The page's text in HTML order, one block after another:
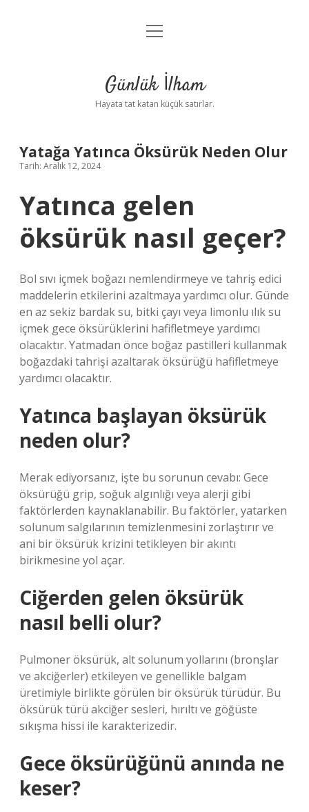
Anasayfa
Yasal Uyarı
menüyü
Günlük İlham
Hayata tat katan küçük satırlar.
Yatağa Yatınca Öksürük Neden Olur
Tarih: Aralık 12, 2024
Yatınca gelen
öksürük nasıl geçer?
Bol sıvı içmek boğazı nemlendirmeye ve tahriş edici
maddelerin etkilerini azaltmaya yardımcı olur. Günde
en az sekiz bardak su, bitki çayı veya limonlu ılık su
içmek gece öksürüklerini hafifletmeye yardımcı
olacaktır. Yatmadan önce boğaz pastilleri kullanmak
boğazdaki tahrişi azaltarak öksürüğü hafifletmeye
yardımcı olacaktır.
Yatınca başlayan öksürük
neden olur?
Merak ediyorsanız, işte bu sorunun cevabı: Gece
öksürüğü grip, soğuk algınlığı veya alerji gibi
faktörlerden kaynaklanabilir. Bu faktörler, yatarken
solunum salgılarının temizlenmesini zorlaştırır ve
ani bir öksürük krizini tetikleyen bir akıntı
birikmesine yol açar.
Ciğerden gelen öksürük
nasıl belli olur?
Pulmoner öksürük, alt solunum yollarını (bronşlar
ve akciğerler) etkileyen ve genellikle balgam
üretimiyle birlikte görülen bir öksürük türüdür. Bu
öksürük türü akciğer sesleri, hırıltı ve göğüste
sıkışma hissi ile karakterizedir.
Gece öksürüğünü anında ne
keser?